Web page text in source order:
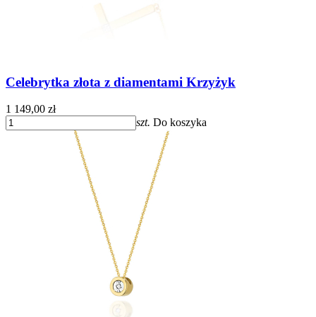
Celebrytka złota z diamentami Krzyżyk
1 149,00 zł
szt. Do koszyka